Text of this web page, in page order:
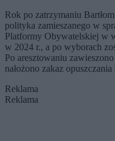
Rok po zatrzymaniu
polityka zamieszanego w
Platformy Obywatelskiej w
w 2024 r., a po wyborach
Po aresztowaniu
nałożono zakaz
Reklama
Reklama